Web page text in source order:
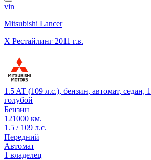
vin
Mitsubishi Lancer
X Рестайлинг 2011 г.в.
1.5 AT (109 л.с.), бензин, автомат, седан,
голубой
Бензин
121000 км.
1.5 / 109 л.с.
Передний
Автомат
1 владелец